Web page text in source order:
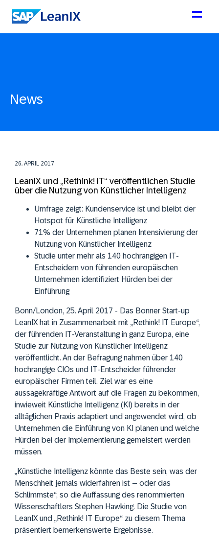
News
26. APRIL 2017
LeanIX und „Rethink! IT“ veröffentlichen Studie
über die Nutzung von Künstlicher Intelligenz
Umfrage zeigt: Kundenservice ist und bleibt der
Hotspot für Künstliche Intelligenz
71% der Unternehmen planen Intensivierung der
Nutzung von Künstlicher Intelligenz
Studie unter mehr als 140 hochrangigen IT-
Entscheidern von führenden europäischen
Unternehmen identifiziert Hürden bei der
Einführung
Bonn/London, 25. April 2017 - Das Bonner Start-up
LeanIX hat in Zusammenarbeit mit „Rethink! IT Europe“,
der führenden IT-Veranstaltung in ganz Europa, eine
Studie zur Nutzung von Künstlicher Intelligenz
veröffentlicht. An der Befragung nahmen über 140
hochrangige CIOs und IT-Entscheider führender
europäischer Firmen teil. Ziel war es eine
aussagekräftige Antwort auf die Fragen zu bekommen,
inwieweit Künstliche Intelligenz (KI) bereits in der
alltäglichen Praxis adaptiert und angewendet wird, ob
Unternehmen die Einführung von KI planen und welche
Hürden bei der Implementierung gemeistert werden
müssen.
„Künstliche Intelligenz könnte das Beste sein, was der
Menschheit jemals widerfahren ist – oder das
Schlimmste“, so die Auffassung des renommierten
Wissenschaftlers Stephen Hawking. Die Studie von
LeanIX und „Rethink! IT Europe“ zu diesem Thema
präsentiert bemerkenswerte Ergebnisse.